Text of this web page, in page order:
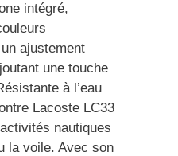
intégré,
ajustement
une touche
à l’eau
Lacoste LC33
nautiques
la voile. Avec son